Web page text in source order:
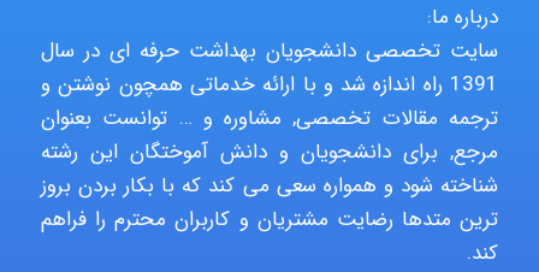
Jafar Tym
aghajari vahid
درباره ما:
سایت تخصصی دانشجویان بهداشت حرفه ای در سال
1391 راه اندازه شد و با ارائه خدماتی همچون نوشتن و
ترجمه مقالات تخصصی, مشاوره و … توانست بعنوان
مرجع, برای دانشجویان و دانش آموختگان این رشته
شناخته شود و همواره سعی می کند که با بکار بردن بروز
ترین متدها رضایت مشتریان و کاربران محترم را فراهم
کند.